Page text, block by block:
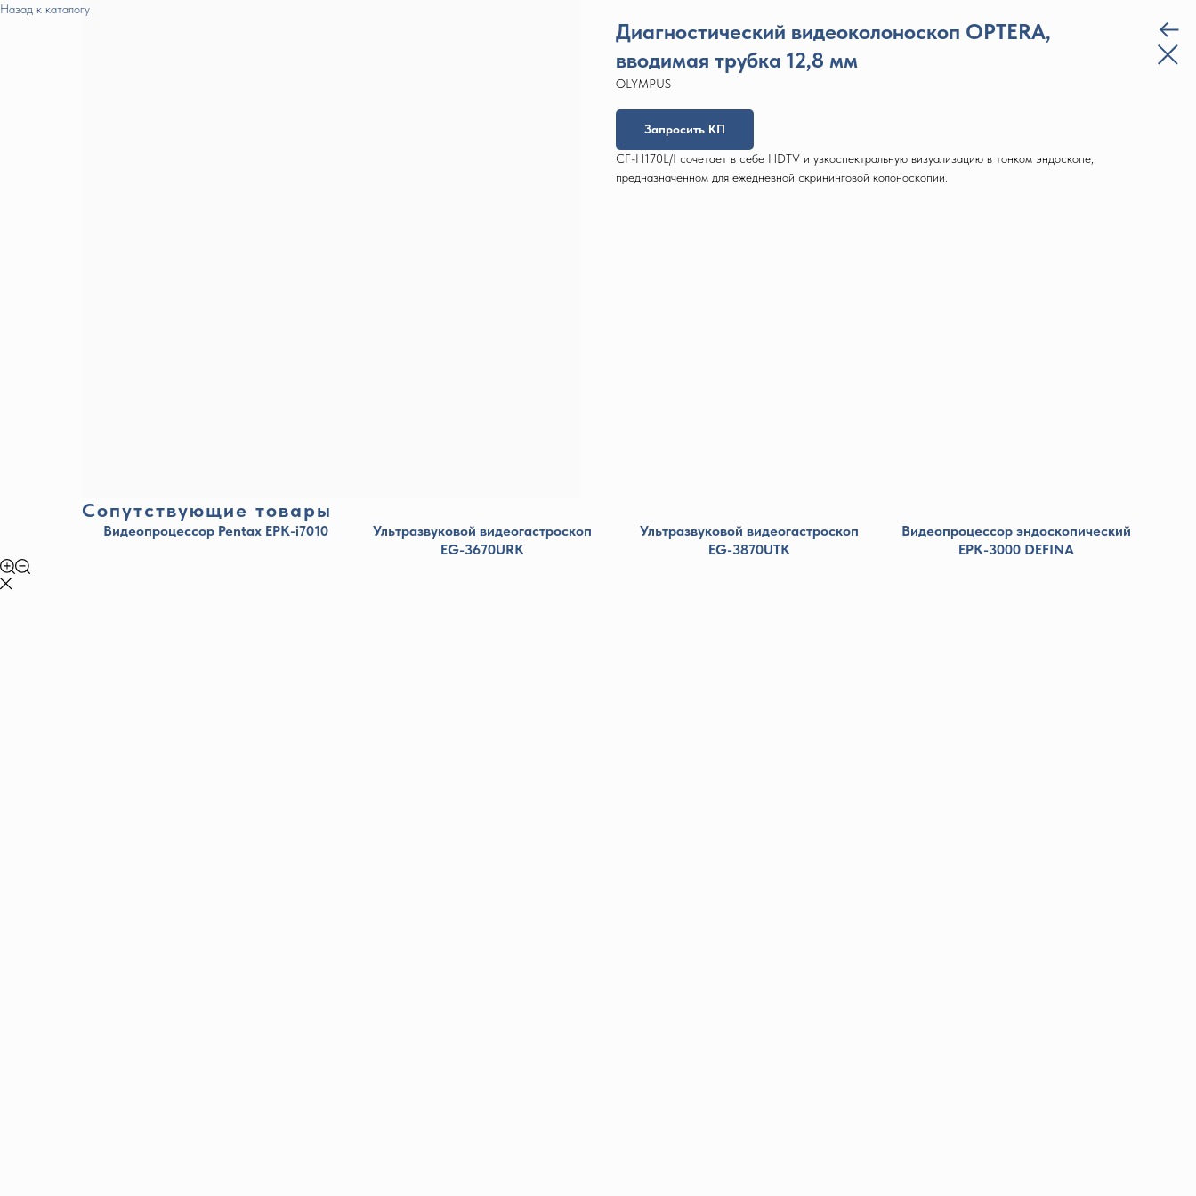
Назад к каталогу
Диагностический видеоколоноскоп OPTERA,
вводимая трубка 12,8 мм
OLYMPUS
Запросить КП
CF-H170L/I сочетает в себе HDTV и узкоспектральную визуализацию в тонком эндоскопе,
предназначенном для ежедневной скрининговой колоноскопии.
Сопутствующие товары
Видеопроцессор Pentax EPK-i7010
Ультразвуковой видеогастроскоп
EG-3670URK
Ультразвуковой видеогастроскоп
EG-3870UTK
Видеопроцессор эндоскопический
EPK-3000 DEFINA